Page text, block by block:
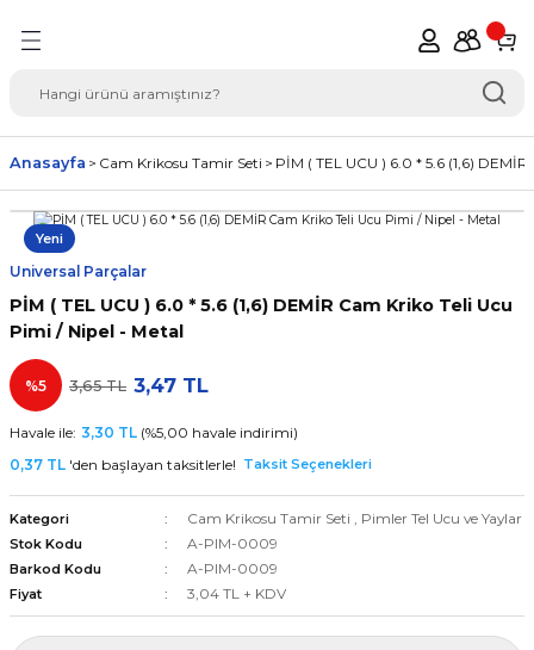
Seçimi Oto Yedek
Anasayfa Cam Krikosu Tamir Seti PİM ( TEL UCU ) 6.0 * 5.6 (1,6)
Yeni
Universal Parçalar
PİM ( TEL UCU ) 6.0 * 5.6 (1,6) DEMİR Cam Kriko Teli Ucu
Pimi / Nipel - Metal
%5 3,65 TL 3,47 TL
Havale ile: 3,30 TL (%5,00 havale indirimi)
0,37 TL 'den başlayan taksitlerle! Taksit Seçenekleri
Kategori Cam Krikosu Tamir Seti , Pimler Tel Ucu ve Yaylar
Stok Kodu A-PIM-0009
Barkod Kodu A-PIM-0009
Fiyat 3,04 TL + KDV